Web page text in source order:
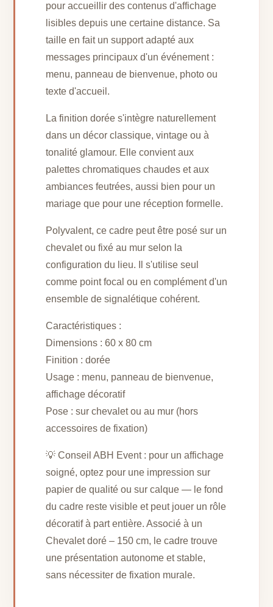
pour accueillir des contenus d'affichage
lisibles depuis une certaine distance. Sa
taille en fait un support adapté aux
messages principaux d'un événement :
menu, panneau de bienvenue, photo ou
texte d'accueil.
La finition dorée s'intègre naturellement
dans un décor classique, vintage ou à
tonalité glamour. Elle convient aux
palettes chromatiques chaudes et aux
ambiances feutrées, aussi bien pour un
mariage que pour une réception formelle.
Polyvalent, ce cadre peut être posé sur un
chevalet ou fixé au mur selon la
configuration du lieu. Il s'utilise seul
comme point focal ou en complément d'un
ensemble de signalétique cohérent.
Caractéristiques :
Dimensions : 60 x 80 cm
Finition : dorée
Usage : menu, panneau de bienvenue,
affichage décoratif
Pose : sur chevalet ou au mur (hors
accessoires de fixation)
💡 Conseil ABH Event : pour un affichage
soigné, optez pour une impression sur
papier de qualité ou sur calque — le fond
du cadre reste visible et peut jouer un rôle
décoratif à part entière. Associé à un
Chevalet doré – 150 cm, le cadre trouve
une présentation autonome et stable,
sans nécessiter de fixation murale.